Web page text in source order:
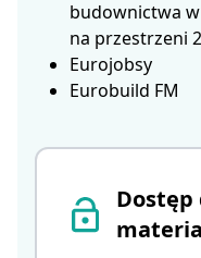
budownictwa w
na przestrzeni
Eurojobsy
Eurobuild FM